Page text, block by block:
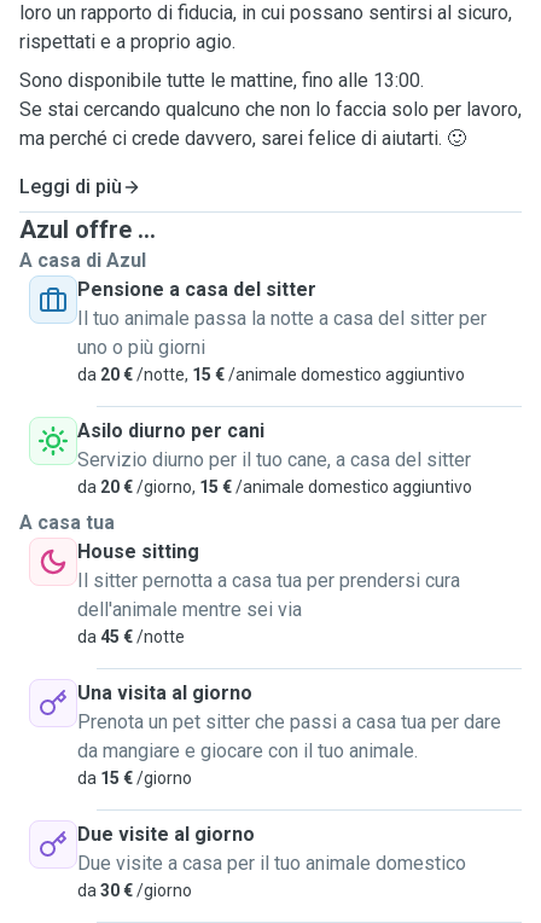
loro un rapporto di fiducia, in cui possano sentirsi al sicuro,
rispettati e a proprio agio.
Sono disponibile tutte le mattine, fino alle 13:00.
Se stai cercando qualcuno che non lo faccia solo per lavoro,
ma perché ci crede davvero, sarei felice di aiutarti. 🙂
Leggi di più
Azul offre ...
A casa di Azul
Pensione a casa del sitter
Il tuo animale passa la notte a casa del sitter per
uno o più giorni
da 20 €/notte, 15 €/animale domestico aggiuntivo
Asilo diurno per cani
Servizio diurno per il tuo cane, a casa del sitter
da 20 €/giorno, 15 €/animale domestico aggiuntivo
A casa tua
House sitting
Il sitter pernotta a casa tua per prendersi cura
dell'animale mentre sei via
da 45 €/notte
Una visita al giorno
Prenota un pet sitter che passi a casa tua per dare
da mangiare e giocare con il tuo animale.
da 15 €/giorno
Due visite al giorno
Due visite a casa per il tuo animale domestico
da 30 €/giorno